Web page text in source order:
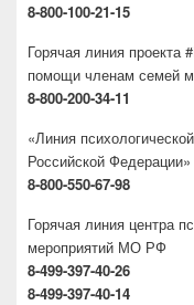
8-800-100-21-15
Горячая линия
помощи членам семей
8-800-200-34-11
«Линия
Российской Федерации»
8-800-550-67-98
Горячая линия центра
мероприятий МО РФ
8-499-397-40-26
8-499-397-40-14